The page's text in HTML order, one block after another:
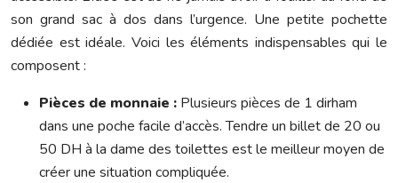
son grand sac à dos dans l’urgence. Une petite pochette
dédiée est idéale. Voici les éléments indispensables qui le
composent :
Pièces de monnaie : Plusieurs pièces de 1 dirham
dans une poche facile d’accès. Tendre un billet de 20 ou
50 DH à la dame des toilettes est le meilleur moyen de
créer une situation compliquée.